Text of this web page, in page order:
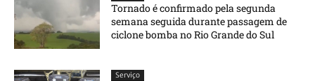
Tornado é confirmado pela segunda
semana seguida durante passagem de
ciclone bomba no Rio Grande do Sul
Serviço